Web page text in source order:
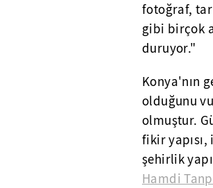
fotoğraf,
gibi birçok
duruyor."
Konya'nın
olduğunu
olmuştur.
fikir
şehirlik
Hamdi